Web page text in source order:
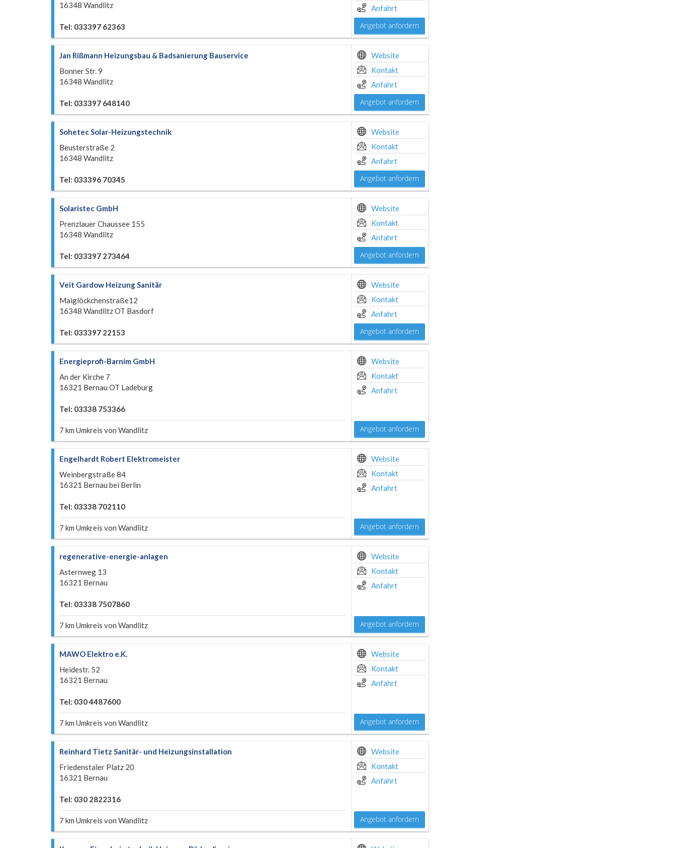
16348 Wandlitz
Tel: 033397 62363
Anfahrt
Angebot anfordern
Jan Rißmann Heizungsbau & Badsanierung Bauservice
Bonner Str. 9
16348 Wandlitz
Tel: 033397 648140
Website
Kontakt
Anfahrt
Angebot anfordern
Sohetec Solar-Heizungstechnik
Beusterstraße 2
16348 Wandlitz
Tel: 033396 70345
Website
Kontakt
Anfahrt
Angebot anfordern
Solaristec GmbH
Prenzlauer Chaussee 155
16348 Wandlitz
Tel: 033397 273464
Website
Kontakt
Anfahrt
Angebot anfordern
Veit Gardow Heizung Sanitär
Maiglöckchenstraße12
16348 Wandlitz OT Basdorf
Tel: 033397 22153
Website
Kontakt
Anfahrt
Angebot anfordern
Energieprofi-Barnim GmbH
An der Kirche 7
16321 Bernau OT Ladeburg
Tel: 03338 753366
7 km Umkreis von Wandlitz
Website
Kontakt
Anfahrt
Angebot anfordern
Engelhardt Robert Elektromeister
Weinbergstraße 84
16321 Bernau bei Berlin
Tel: 03338 702110
7 km Umkreis von Wandlitz
Website
Kontakt
Anfahrt
Angebot anfordern
regenerative-energie-anlagen
Asternweg 13
16321 Bernau
Tel: 03338 7507860
7 km Umkreis von Wandlitz
Website
Kontakt
Anfahrt
Angebot anfordern
MAWO Elektro e.K.
Heidestr. 52
16321 Bernau
Tel: 030 4487600
7 km Umkreis von Wandlitz
Website
Kontakt
Anfahrt
Angebot anfordern
Reinhard Tietz Sanitär- und Heizungsinstallation
Friedenstaler Platz 20
16321 Bernau
Tel: 030 2822316
7 km Umkreis von Wandlitz
Website
Kontakt
Anfahrt
Angebot anfordern